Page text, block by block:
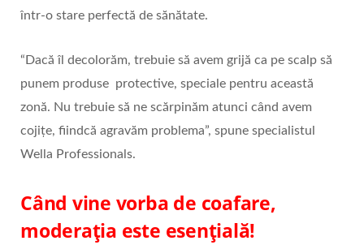
într-o stare perfectă de sănătate.
“Dacă îl decolorăm, trebuie să avem grijă ca pe scalp să
punem produse protective, speciale pentru această
zonă. Nu trebuie să ne scărpinăm atunci când avem
cojițe, fiindcă agravăm problema”, spune specialistul
Wella Professionals.
Când vine vorba de coafare,
moderația este esențială!